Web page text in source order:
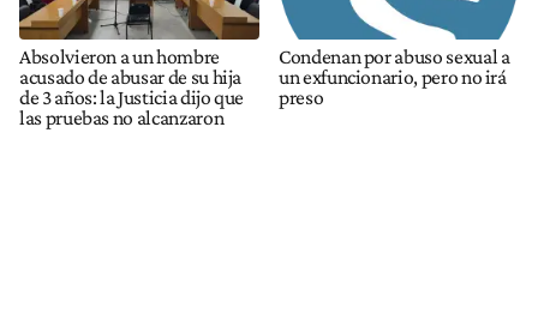
Absolvieron a un hombre
acusado de abusar de su hija
de 3 años: la Justicia dijo que
las pruebas no alcanzaron
Condenan por abuso sexual a
un exfuncionario, pero no irá
preso